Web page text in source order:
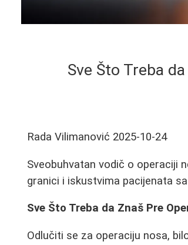
Sve Što Treba
Rada Vilimanović 2025-10-24
Sveobuhvatan vodič o operaciji
granici i iskustvima pacijenata
Sve Što Treba da Znaš Pre
Odlučiti se za operaciju nosa,